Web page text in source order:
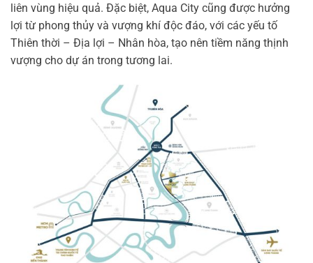
liên vùng hiệu quả. Đặc biệt, Aqua City cũng được hưởng
lợi từ phong thủy và vượng khí độc đáo, với các yếu tố
Thiên thời – Địa lợi – Nhân hòa, tạo nên tiềm năng thịnh
vượng cho dự án trong tương lai.